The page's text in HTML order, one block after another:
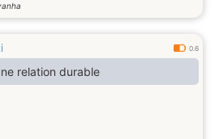
0.6
relation durable